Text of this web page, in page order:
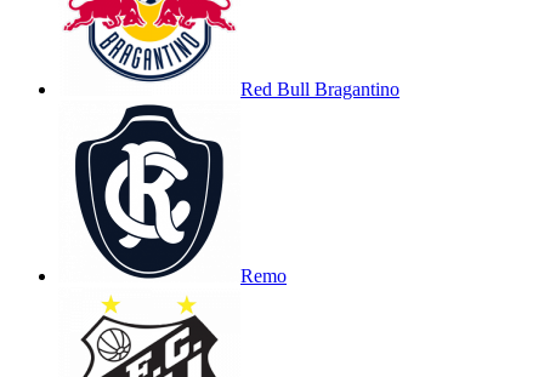
Red Bull Bragantino
Remo